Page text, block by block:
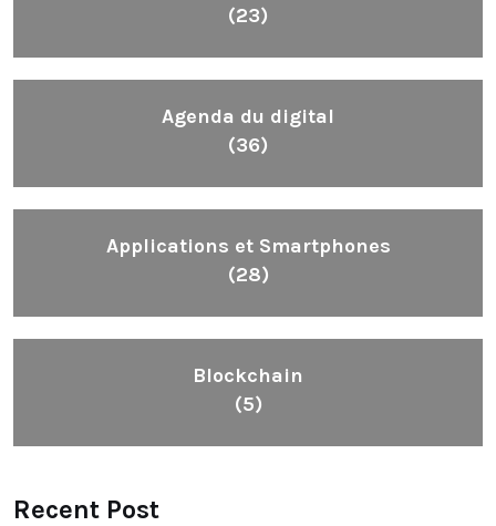
(23)
Agenda du digital
(36)
Applications et Smartphones
(28)
Blockchain
(5)
Recent Post